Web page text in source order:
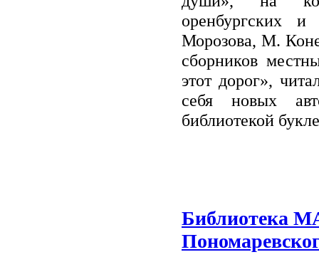
оренбургских
Морозова, М.
сборников
этот дорог»,
себя новых
библиотекой
Библиотека